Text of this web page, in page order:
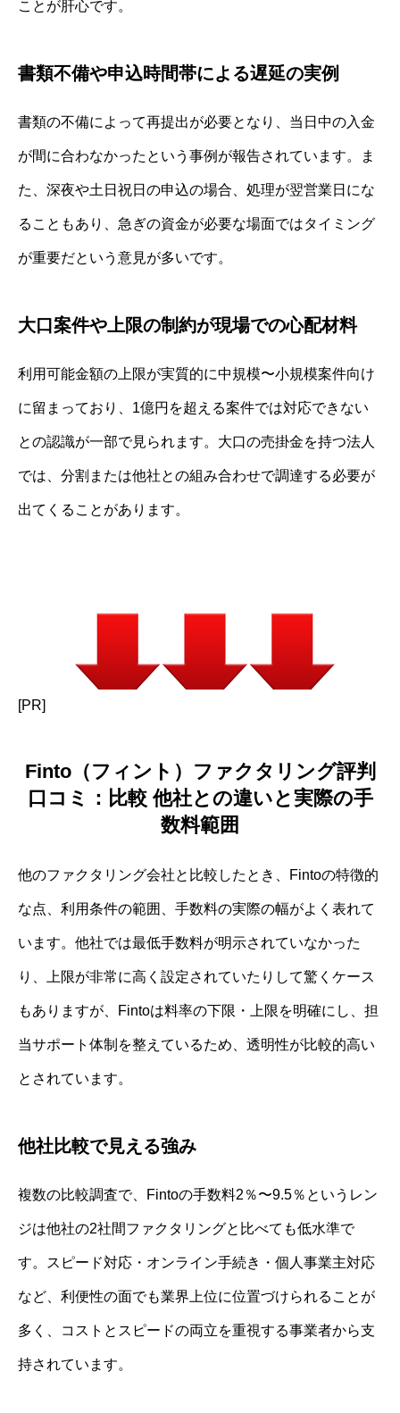
ことが肝心です。
書類不備や申込時間帯による遅延の実例
書類の不備によって再提出が必要となり、当日中の入金
が間に合わなかったという事例が報告されています。ま
た、深夜や土日祝日の申込の場合、処理が翌営業日にな
ることもあり、急ぎの資金が必要な場面ではタイミング
が重要だという意見が多いです。
大口案件や上限の制約が現場での心配材料
利用可能金額の上限が実質的に中規模〜小規模案件向け
に留まっており、1億円を超える案件では対応できない
との認識が一部で見られます。大口の売掛金を持つ法人
では、分割または他社との組み合わせで調達する必要が
出てくることがあります。
[PR]
Finto（フィント）ファクタリング評判
口コミ：比較 他社との違いと実際の手
数料範囲
他のファクタリング会社と比較したとき、Fintoの特徴的
な点、利用条件の範囲、手数料の実際の幅がよく表れて
います。他社では最低手数料が明示されていなかった
り、上限が非常に高く設定されていたりして驚くケース
もありますが、Fintoは料率の下限・上限を明確にし、担
当サポート体制を整えているため、透明性が比較的高い
とされています。
他社比較で見える強み
複数の比較調査で、Fintoの手数料2％〜9.5％というレン
ジは他社の2社間ファクタリングと比べても低水準で
す。スピード対応・オンライン手続き・個人事業主対応
など、利便性の面でも業界上位に位置づけられることが
多く、コストとスピードの両立を重視する事業者から支
持されています。